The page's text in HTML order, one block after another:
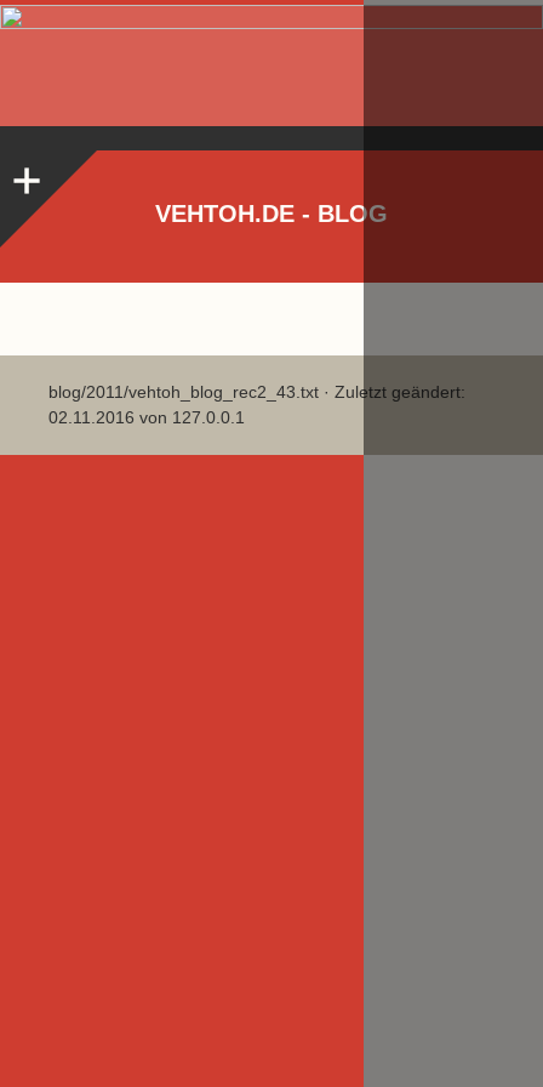
VEHTOH.DE - BLOG
blog/2011/vehtoh_blog_rec2_43.txt · Zuletzt geändert:
02.11.2016 von 127.0.0.1